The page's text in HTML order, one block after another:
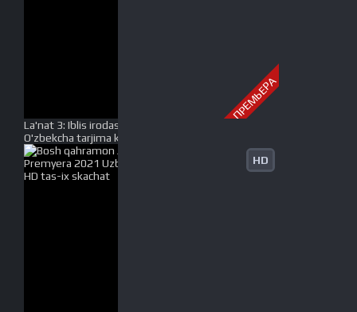
ПРЕМЬЕРА
La'nat 3: Iblis irodasi Premyera Ujas kino Uzbek tilida
O'zbekcha tarjima kino 2021 HD tas-ix skachat
HD